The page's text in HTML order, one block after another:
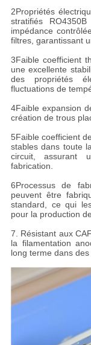
2Propriétés
stratifiés
impédance
filtres, garantissant
3Faible coefficient
une excellente
des propriétés
fluctuations de
4Faible expansion
création de trous
5Faible coefficient
stables dans toute
circuit, assurant
fabrication.
6Processus de
peuvent être
standard, ce qui
pour la production
7. Résistant aux
la filamentation
long terme dans